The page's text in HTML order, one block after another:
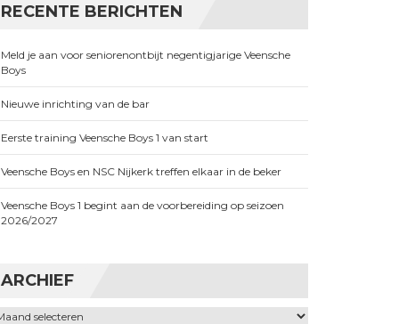
RECENTE BERICHTEN
Meld je aan voor seniorenontbijt negentigjarige Veensche
Boys
Nieuwe inrichting van de bar
Eerste training Veensche Boys 1 van start
Veensche Boys en NSC Nijkerk treffen elkaar in de beker
Veensche Boys 1 begint aan de voorbereiding op seizoen
2026/2027
ARCHIEF